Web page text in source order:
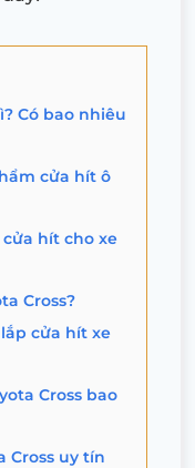
Có bao nhiêu
cửa hít ô
hít cho xe
Cross?
cửa hít xe
Cross bao
Cross uy tín